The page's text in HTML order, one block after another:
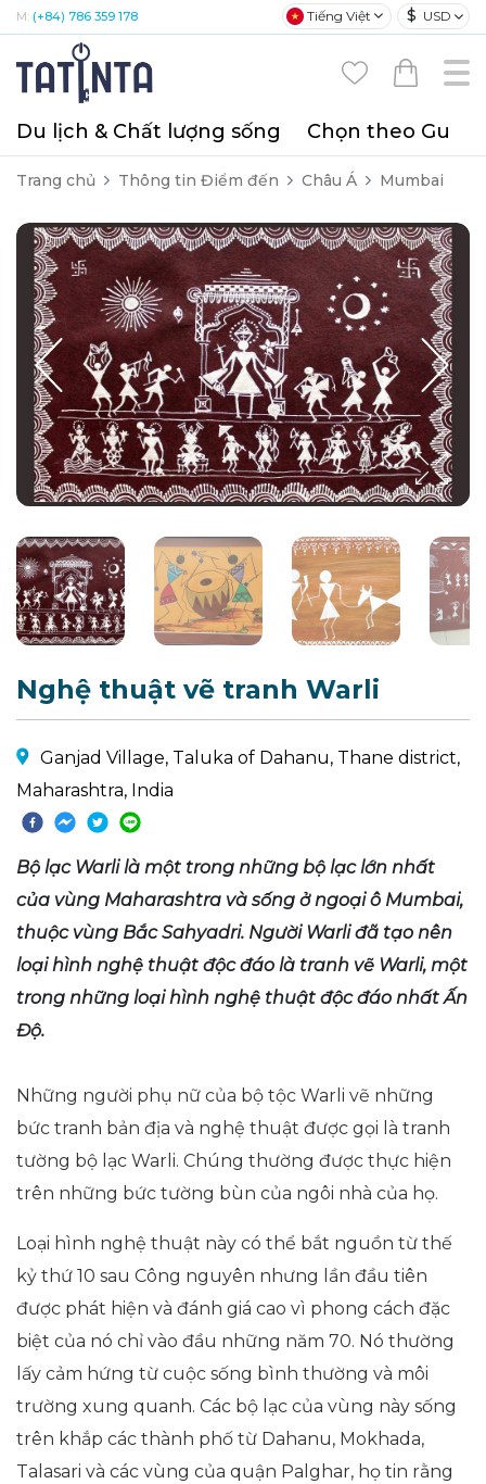
M: (+84) 786 359 178 Tiếng Việt $ USD
Du lịch & Chất lượng sống Chọn theo Gu
Trang chủ Thông tin Điểm đến Châu Á Mumbai
Nghệ thuật vẽ tranh Warli
Ganjad Village, Taluka of Dahanu, Thane district,
Maharashtra, India
Bộ lạc Warli là một trong những bộ lạc lớn nhất
của vùng Maharashtra và sống ở ngoại ô Mumbai,
thuộc vùng Bắc Sahyadri. Người Warli đã tạo nên
loại hình nghệ thuật độc đáo là tranh vẽ Warli, một
trong những loại hình nghệ thuật độc đáo nhất Ấn
Độ.
Những người phụ nữ của bộ tộc Warli vẽ những
bức tranh bản địa và nghệ thuật được gọi là tranh
tường bộ lạc Warli. Chúng thường được thực hiện
trên những bức tường bùn của ngôi nhà của họ.
Loại hình nghệ thuật này có thể bắt nguồn từ thế
kỷ thứ 10 sau Công nguyên nhưng lần đầu tiên
được phát hiện và đánh giá cao vì phong cách đặc
biệt của nó chỉ vào đầu những năm 70. Nó thường
lấy cảm hứng từ cuộc sống bình thường và môi
trường xung quanh. Các bộ lạc của vùng này sống
trên khắp các thành phố từ Dahanu, Mokhada,
Talasari và các vùng của quận Palghar, họ tin rằng